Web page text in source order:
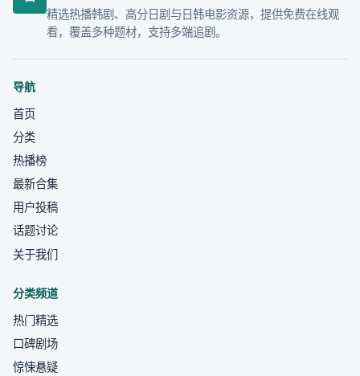
精选热播韩剧、高分日剧与日韩电影资源，提供免费在线观
看，覆盖多种题材，支持多端追剧。
导航
首页
分类
热播榜
最新合集
用户投稿
话题讨论
关于我们
分类频道
热门精选
口碑剧场
惊悚悬疑